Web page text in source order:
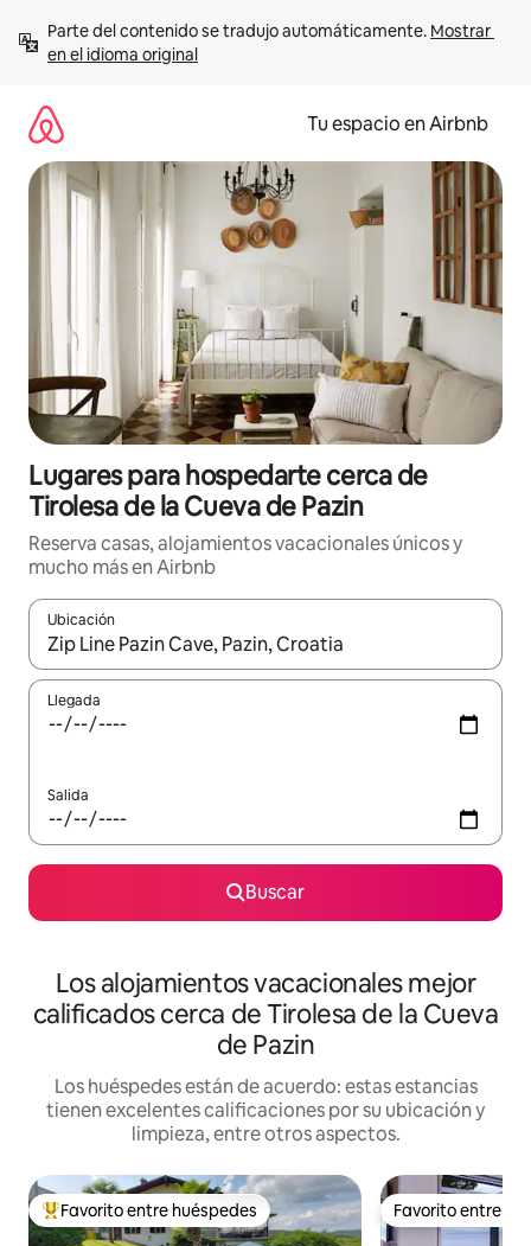
contenido
Parte del contenido se tradujo automáticamente. Mostrar
en el idioma original
Tu espacio en Airbnb
Lugares para hospedarte cerca de
Tirolesa de la Cueva de Pazin
Reserva casas, alojamientos vacacionales únicos y
mucho más en Airbnb
Ubicación
Cuando los resultados estén disponibles, podrás navegar
Llegada
Salida
Buscar
Los alojamientos vacacionales mejor
calificados cerca de Tirolesa de la Cueva
de Pazin
Los huéspedes están de acuerdo: estas estancias
tienen excelentes calificaciones por su ubicación y
limpieza, entre otros aspectos.
De los mejores en Favorito entre huéspedes
Favorito entre huéspedes Favorito entre
Favorito entre